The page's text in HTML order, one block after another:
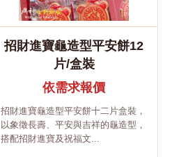
招財進寶龜造型平安餅12
片/盒裝
依需求報價
招財進寶龜造型平安餅十二片盒裝，
以象徵長壽、平安與吉祥的龜造型，
搭配招財進寶及祝福文...